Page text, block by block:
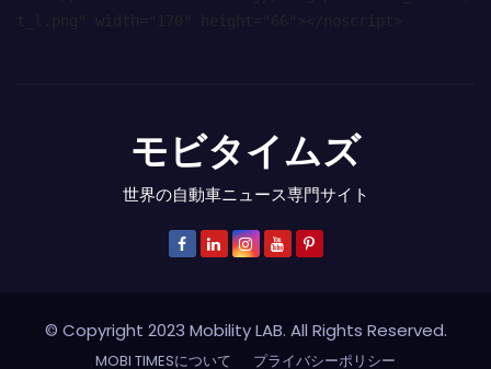
モビタイムズ
世界の自動車ニュース専門サイト
© Copyright 2023 Mobility LAB. All Rights Reserved.
MOBI TIMESについて プライバシーポリシー